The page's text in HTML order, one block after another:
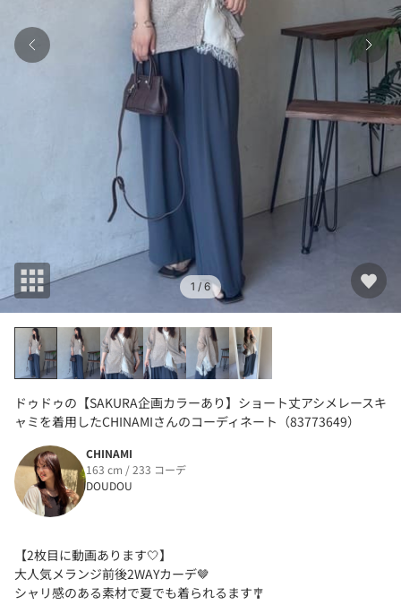
1 / 6
ドゥドゥの【SAKURA企画カラーあり】ショート丈アシメレースキ
ャミを着用したCHINAMIさんのコーディネート（83773649）
CHINAMI
163 cm / 233 コーデ
DOUDOU
【2枚目に動画あります🤍】
大人気メランジ前後2WAYカーデ🤎
シャリ感のある素材で夏でも着られるます🎐